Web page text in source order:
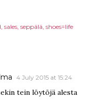
sales seppälä shoes=life
4 July 2015 at 15:24
tein löytöjä alesta